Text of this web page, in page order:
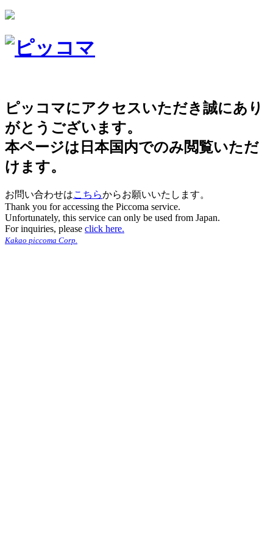
ピッコマにアクセスいただき誠にあり
がとうございます。
本ページは日本国内でのみ閲覧いただ
けます。
お問い合わせはこちらからお願いいたします。
Thank you for accessing the Piccoma service.
Unfortunately, this service can only be used from Japan.
For inquiries, please click here.
Kakao piccoma Corp.